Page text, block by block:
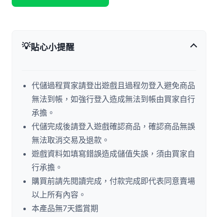
💡貼心小提醒
代儲過程買家請登出遊戲且過程勿登入避免商品
無法到帳，如強行登入造成無法到帳由買家自行
承擔。
代儲完成後請登入遊戲確認商品，確認商品無誤
無法取消交易及退款。
遊戲資料如填寫錯誤造成儲值失誤，須由買家自
行承擔。
購買前請先閱讀完成，付款完成即代表同意賣場
以上所有內容。
本產品無7天鑑賞期